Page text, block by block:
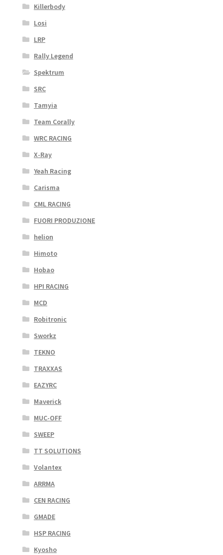
Killerbody
Losi
LRP
Rally Legend
Spektrum
SRC
Tamyia
Team Corally
WRC RACING
X-Ray
Yeah Racing
Carisma
CML RACING
FUORI PRODUZIONE
helion
Himoto
Hobao
HPI RACING
MCD
Robitronic
Sworkz
TEKNO
TRAXXAS
EAZYRC
Maverick
MUC-OFF
SWEEP
TT SOLUTIONS
Volantex
ARRMA
CEN RACING
GMADE
HSP RACING
Kyosho